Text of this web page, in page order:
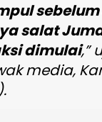
salat
dimulai,”
media,